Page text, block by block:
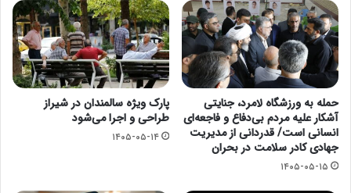
حمله به ورزشگاه لامرد، جنایتی
آشکار علیه مردم بی‌دفاع و فاجعه‌ای
انسانی است/ قدردانی از مدیریت
جهادی کادر سلامت در بحران
۱۴۰۵-۰۵-۱۵
پارک ویژه سالمندان در شیراز
طراحی و اجرا می‌شود
۱۴۰۵-۰۵-۱۴